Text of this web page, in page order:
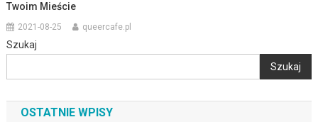
Twoim Mieście
2021-08-25 queercafe.pl
Szukaj
Szukaj
OSTATNIE WPISY